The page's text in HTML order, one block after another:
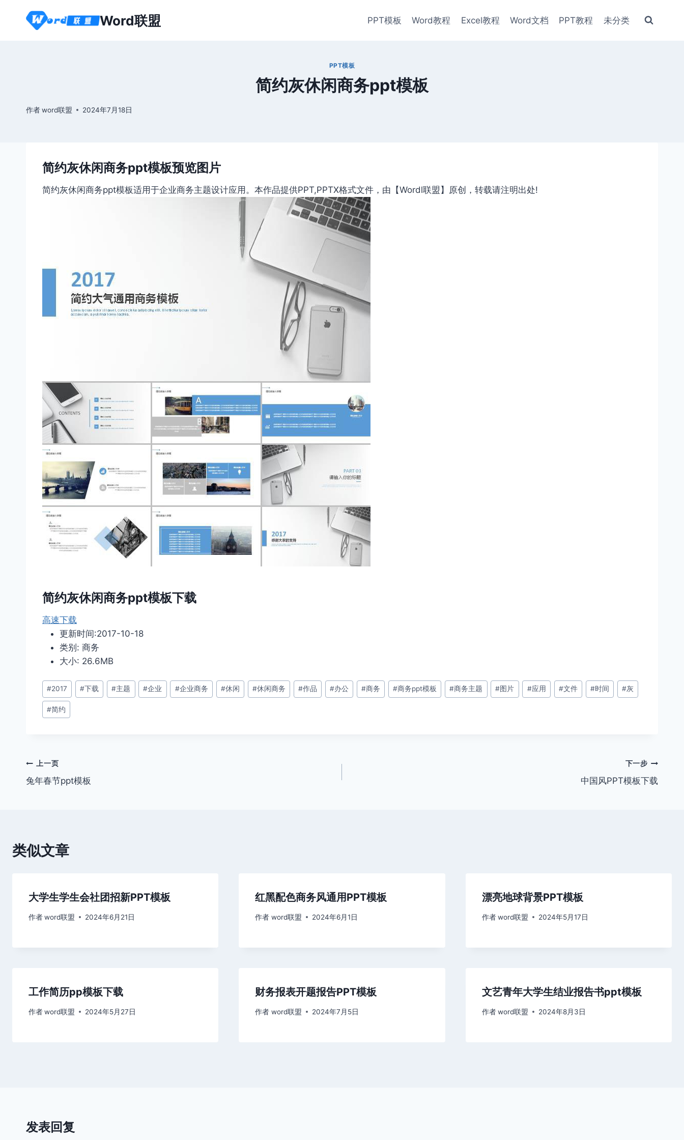
Word联盟 PPT模板 Word教程 Excel教程 Word文档 PPT教程 未分类
PPT模板
简约灰休闲商务ppt模板
作者word联盟 2024年7月18日
简约灰休闲商务ppt模板预览图片
简约灰休闲商务ppt模板适用于企业商务主题设计应用。本作品提供PPT,PPTX格式文件，由【Wordl联盟】原创，转载请注明出处!
简约灰休闲商务ppt模板下载
高速下载
更新时间:2017-10-18
类别: 商务
大小: 26.6MB
文
章
标
#2017 #下载 #主题 #企业 #企业商务 #休闲 #休闲商务 #作品 #办公 #商务 #商务ppt模板 #商务主题 #图片 #应用 #文件 #时间 #灰
#简约
文
章
上一页
兔年春节ppt模板
下一步
中国风PPT模板下载
类似文章
大学生学生会社团招新PPT模板
作者word联盟 2024年6月21日
红黑配色商务风通用PPT模板
作者 word联盟 2024年6月1日
漂亮地球背景PPT模板
作者 word联盟 2024年5月17日
工作简历pp模板下载
作者word联盟 2024年5月27日
财务报表开题报告PPT模板
作者 word联盟 2024年7月5日
文艺青年大学生结业报告书ppt模板
作者 word联盟 2024年8月3日
发表回复